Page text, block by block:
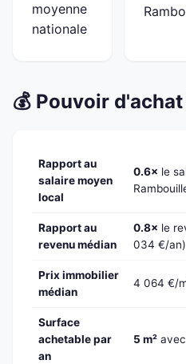
moyenne
nationale
💰 Pouvoir
Rapport au
salaire moyen
local
0.6× le
Rapport au
revenu médian
0.8× le
034 €/an)
Prix immobilier
médian
4 064 €/
Surface
achetable par
an
5 m²